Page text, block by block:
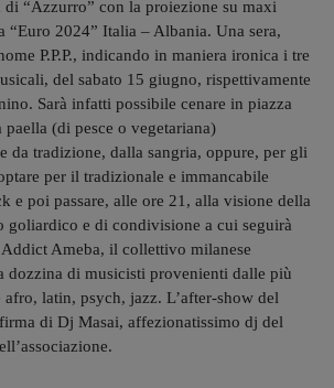
di “Azzurro” con la proiezione su maxi
“Euro 2024” Italia – Albania. Una sera,
P.P.P., indicando in maniera ironica i tre
del sabato 15 giugno, rispettivamente
Sarà infatti possibile cenare in piazza
(di pesce o vegetariana)
da tradizione, dalla sangria, oppure, per gli
per il tradizionale e immancabile
e poi passare, alle ore 21, alla visione della
goliardico e di condivisione a cui seguirà
Ameba, il collettivo milanese
dozzina di musicisti provenienti dalle più
afro, latin, psych, jazz. L’after-show del
di Dj Masai, affezionatissimo dj del